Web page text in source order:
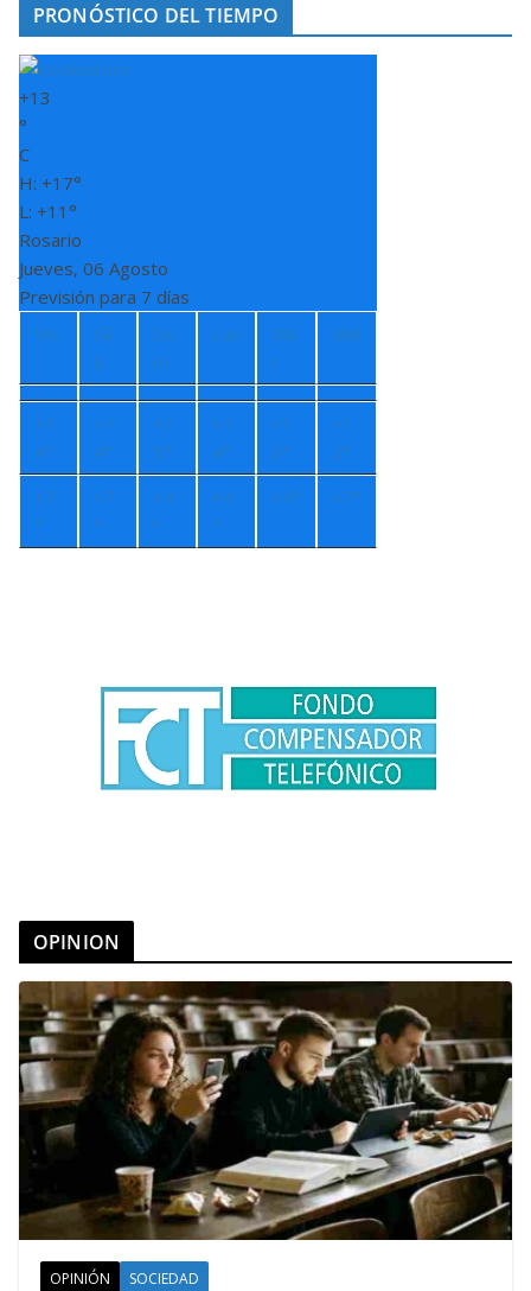
PRONÓSTICO DEL TIEMPO
+13
°
C
H: +17°
L: +11°
Rosario
Jueves, 06 Agosto
Previsión para 7 días
Vie
Sá
b
Do
m
Lun
Ma
r
Mié
+1
4°
+1
4°
+1
5°
+1
4°
+1
3°
+1
2°
+7
°
+7
°
+4
°
+4
°
+4° +7°
OPINION
OPINIÓN SOCIEDAD